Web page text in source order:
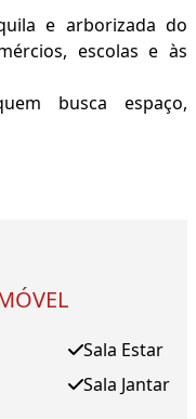
e arborizada do
escolas e às
busca espaço,
Sala Estar
Sala Jantar